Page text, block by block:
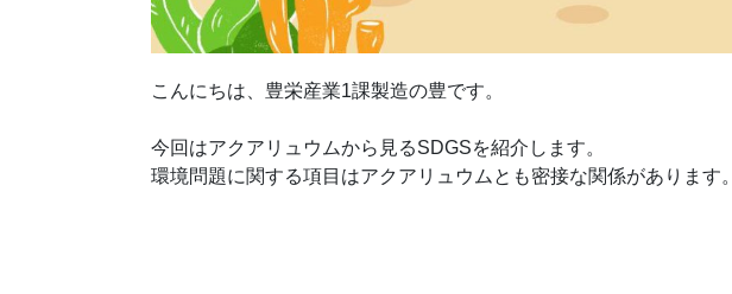
こんにちは、豊栄産業1課製造の豊です。
今回はアクアリュウムから見るSDGSを紹介します。
環境問題に関する項目はアクアリュウムとも密接な関係があります。